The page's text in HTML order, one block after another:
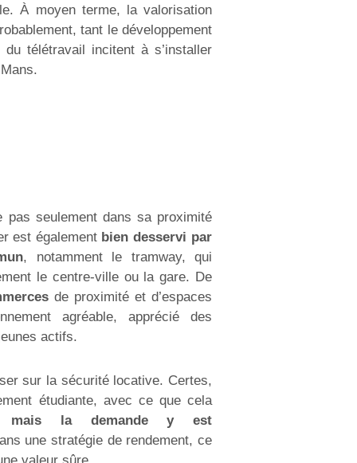
À moyen terme, la valorisation
tant le développement
télétravail incitent à s’installer
pas seulement dans sa proximité
est également bien desservi par
, notamment le tramway, qui
le centre-ville ou la gare. De
de proximité et d’espaces
agréable, apprécié des
actifs.
sur la sécurité locative. Certes,
étudiante, avec ce que cela
mais la demande y est
une stratégie de rendement, ce